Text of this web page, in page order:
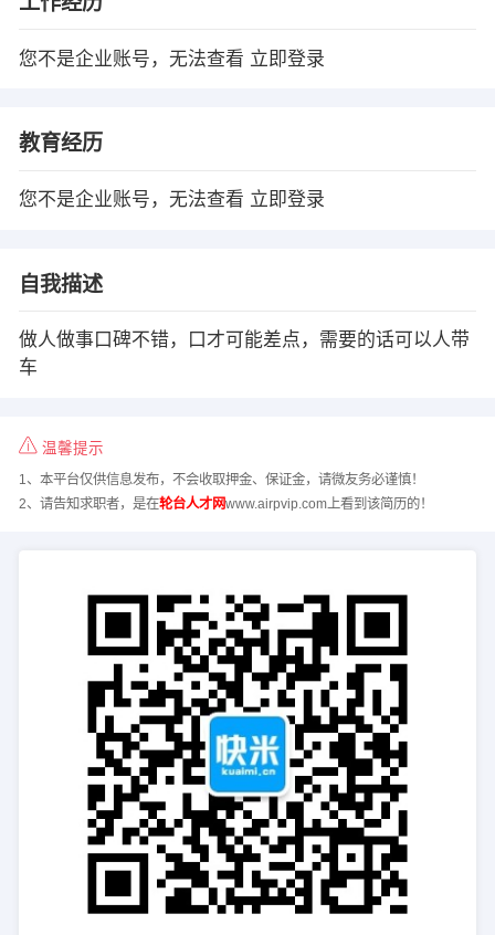
您不是企业账号，无法查看 立即登录
教育经历
您不是企业账号，无法查看 立即登录
自我描述
做人做事口碑不错，口才可能差点，需要的话可以人带
车
温馨提示
1、本平台仅供信息发布，不会收取押金、保证金，请微友务必谨慎！
2、请告知求职者，是在轮台人才网www.airpvip.com上看到该简历的！